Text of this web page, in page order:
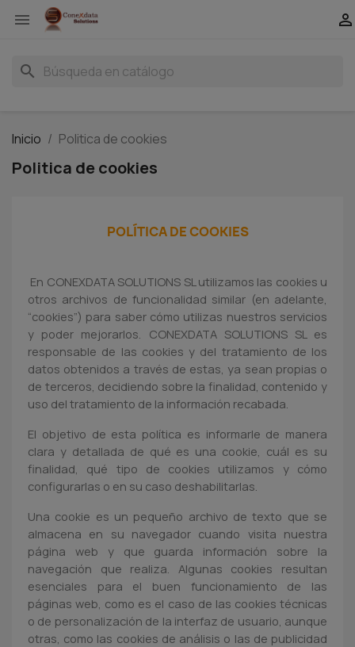
 
search
Inicio Politica de cookies
Politica de cookies
POLÍTICA DE COOKIES
En CONEXDATA SOLUTIONS SL utilizamos las cookies u
otros archivos de funcionalidad similar (en adelante,
“cookies”) para saber cómo utilizas nuestros servicios
y poder mejorarlos. CONEXDATA SOLUTIONS SL es
responsable de las cookies y del tratamiento de los
datos obtenidos a través de estas, ya sean propias o
de terceros, decidiendo sobre la finalidad, contenido y
uso del tratamiento de la información recabada.
El objetivo de esta política es informarle de manera
clara y detallada de qué es una cookie, cuál es su
finalidad, qué tipo de cookies utilizamos y cómo
configurarlas o en su caso deshabilitarlas.
Una cookie es un pequeño archivo de texto que se
almacena en su navegador cuando visita nuestra
página web y que guarda información sobre la
navegación que realiza. Algunas cookies resultan
esenciales para el buen funcionamiento de las
páginas web, como es el caso de las cookies técnicas
o de personalización de la interfaz de usuario, aunque
otras, como las cookies de análisis o las de publicidad